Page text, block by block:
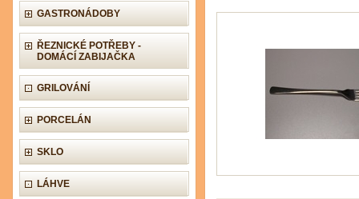
GASTRONÁDOBY
ŘEZNICKÉ POTŘEBY -
DOMÁCÍ ZABIJAČKA
GRILOVÁNÍ
PORCELÁN
SKLO
LÁHVE